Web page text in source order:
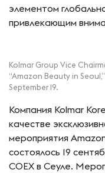
элементом
привлекающим
Kolmar Group Vice
“Amazon Beauty in
September 19.
Компания Kolmar
качестве
мероприятия
состоялось 19
COEX в Сеуле.